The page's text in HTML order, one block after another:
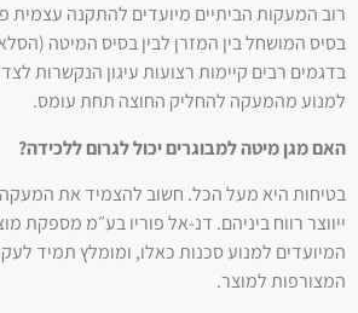
רוב המעקות הביתיים מיועדים להתקנה
בסיס המושחל בין המזרן לבין בסיס המיטה
בדגמים רבים קיימות רצועות עיגון הנקשרות
למנוע מהמעקה להחליק החוצה תחת עומס.
האם מגן מיטה למבוגרים יכול לגרום ללכידה?
בטיחות היא מעל הכל. חשוב להצמיד את
ייווצר רווח ביניהם. דנ-אל פוריו בע״מ מספקת
המיועדים למנוע סכנות כאלו, ומומלץ תמיד
המצורפות למוצר.